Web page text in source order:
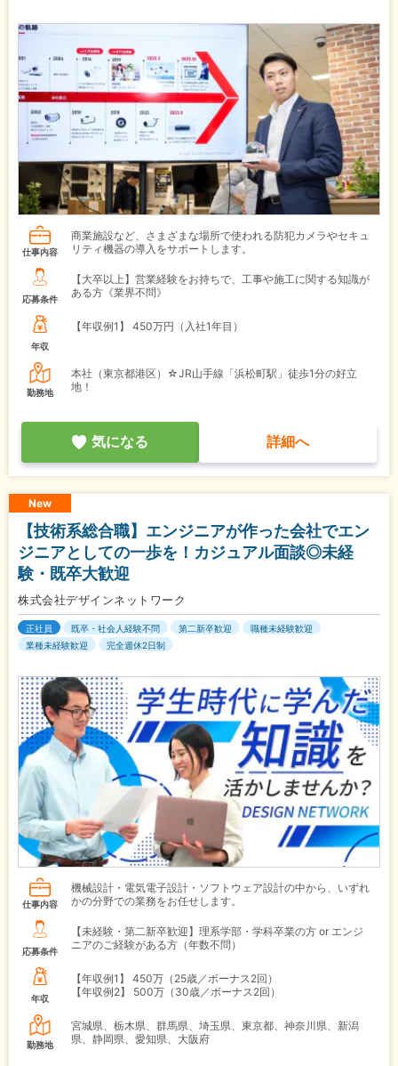
仕事内容
商業施設など、さまざまな場所で使われる防犯カメラやセキュ
リティ機器の導入をサポートします。
応募条件
【大卒以上】営業経験をお持ちで、工事や施工に関する知識が
ある方《業界不問》
年収
【年収例1】 450万円（入社1年目）
勤務地
本社（東京都港区）☆JR山手線「浜松町駅」徒歩1分の好立
地！
気になる 詳細へ
New
【技術系総合職】エンジニアが作った会社でエン
ジニアとしての一歩を！カジュアル面談◎未経
験・既卒大歓迎
株式会社デザインネットワーク
正社員 既卒・社会人経験不問 第二新卒歓迎
職種未経験歓迎
業種未経験歓迎
完全週休2日制
仕事内容
機械設計・電気電子設計・ソフトウェア設計の中から、いずれ
かの分野での業務をお任せします。
応募条件
【未経験・第二新卒歓迎】理系学部・学科卒業の方 or エンジ
ニアのご経験がある方（年数不問）
年収
【年収例1】
450万（25歳／ボーナス2回）
【年収例2】
500万（30歳／ボーナス2回）
勤務地
宮城県、栃木県、群馬県、埼玉県、東京都、神奈川県、新潟
県、静岡県、愛知県、大阪府